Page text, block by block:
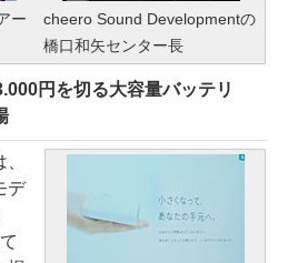
ー
cheero Sound Developmentの
橋口和矢センター長
円を切る大容量バッテリ
デ